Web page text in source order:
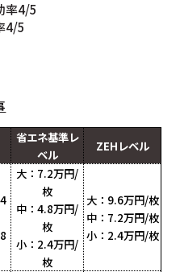
率4/5
4/5
省エネ基準レ
ベル
ZEHレベル
大：7.2万円/
枚
中：4.8万円/
枚
小：2.4万円/
枚
大：9.6万円/枚
中：7.2万円/枚
小：2.4万円/枚